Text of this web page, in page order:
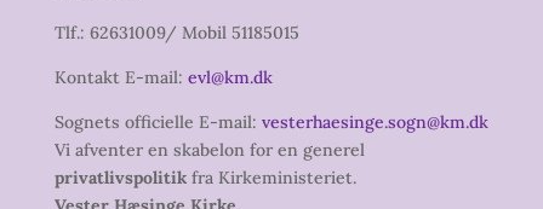
Tlf.: 62631009/ Mobil 51185015
Kontakt E-mail: evl@km.dk
Sognets officielle E-mail: vesterhaesinge.sogn@km.dk
Vi afventer en skabelon for en generel
privatlivspolitikfra Kirkeministeriet.